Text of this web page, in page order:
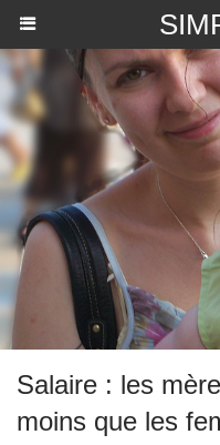
Salaire : les
moins que les